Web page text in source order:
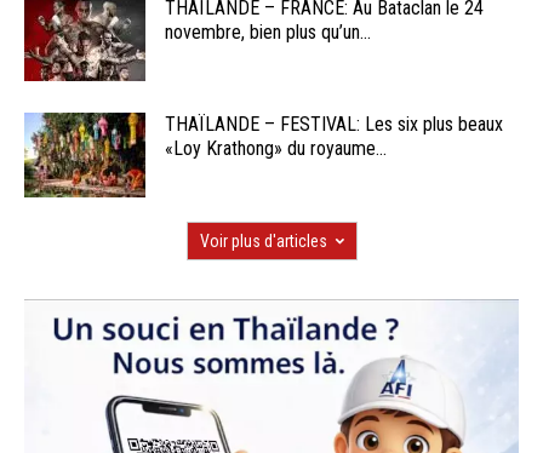
THAÏLANDE – FRANCE: Au Bataclan le 24
novembre, bien plus qu’un...
THAÏLANDE – FESTIVAL: Les six plus beaux
«Loy Krathong» du royaume...
Voir plus d'articles